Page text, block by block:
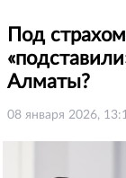
Под
Алматы?
08 января 2026,